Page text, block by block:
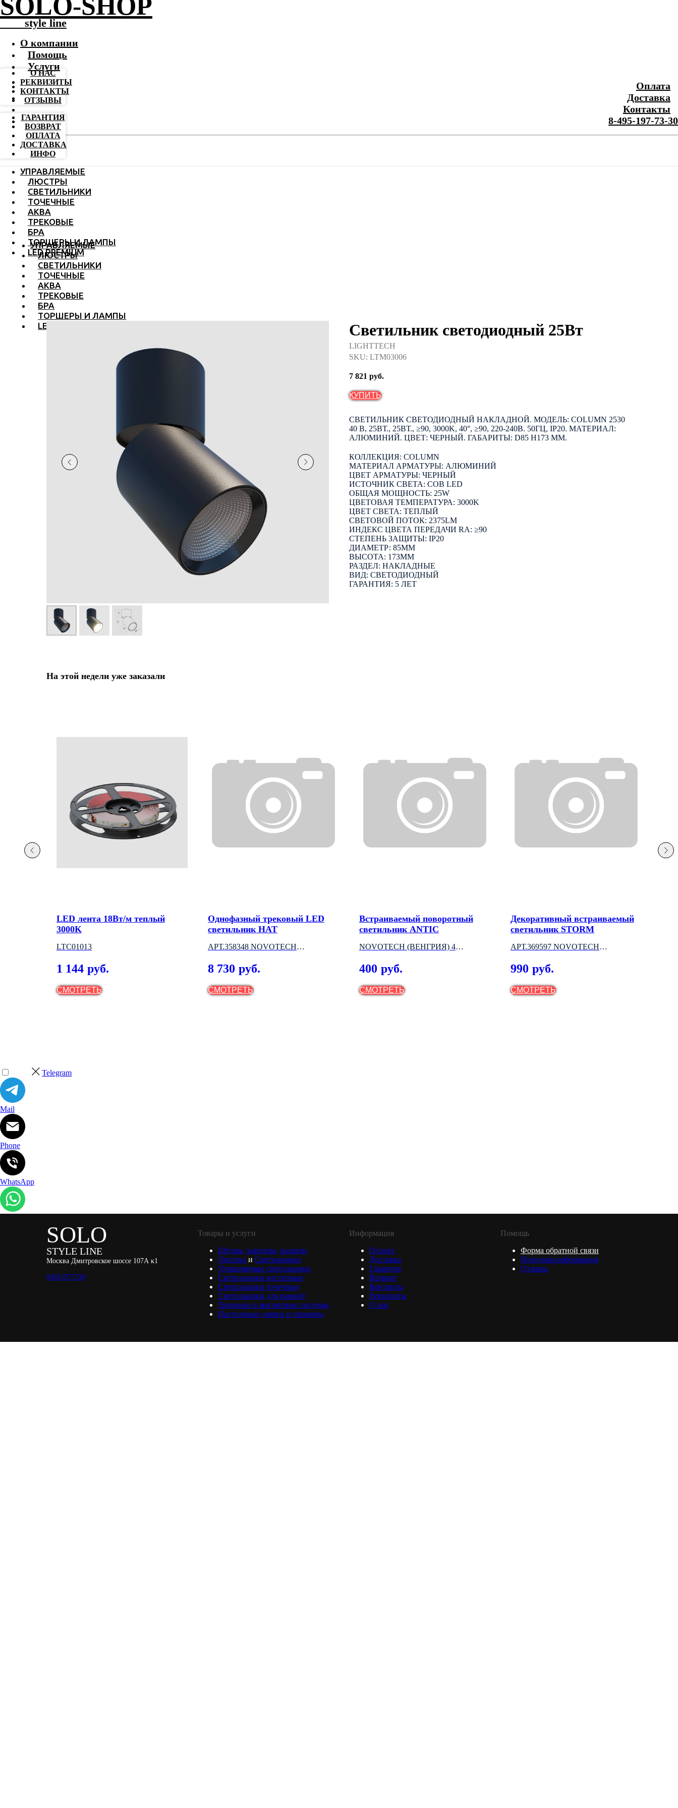
SOLO-SHOP
-------style line
О компании
Помощь
Услуги
Оплата
Доставка
Контакты
8-495-197-73-30
О НАС
РЕКВИЗИТЫ
КОНТАКТЫ
ОТЗЫВЫ
ГАРАНТИЯ
ВОЗВРАТ
ОПЛАТА
ДОСТАВКА
ИНФО
УПРАВЛЯЕМЫЕ
ЛЮСТРЫ
СВЕТИЛЬНИКИ
ТОЧЕЧНЫЕ
АКВА
ТРЕКОВЫЕ
БРА
ТОРШЕРЫ И ЛАМПЫ
LED PREMIUM
УПРАВЛЯЕМЫЕ
ЛЮСТРЫ
СВЕТИЛЬНИКИ
ТОЧЕЧНЫЕ
АКВА
ТРЕКОВЫЕ
БРА
ТОРШЕРЫ И ЛАМПЫ
LED PREMIUM
Светильник светодиодный 25Вт
LIGHTTECH
SKU: LTM03006
7 821 руб.
КУПИТЬ
СВЕТИЛЬНИК СВЕТОДИОДНЫЙ НАКЛАДНОЙ. МОДЕЛЬ: COLUMN 2530
40 B, 25ВТ., 25ВТ., ≥90, 3000K, 40°, ≥90, 220-240В. 50ГЦ, IP20. МАТЕРИАЛ:
АЛЮМИНИЙ. ЦВЕТ: ЧЕРНЫЙ. ГАБАРИТЫ: D85 H173 ММ.
КОЛЛЕКЦИЯ: COLUMN
МАТЕРИАЛ АРМАТУРЫ: АЛЮМИНИЙ
ЦВЕТ АРМАТУРЫ: ЧЕРНЫЙ
ИСТОЧНИК СВЕТА: COB LED
ОБЩАЯ МОЩНОСТЬ: 25W
ЦВЕТОВАЯ ТЕМПЕРАТУРА: 3000K
ЦВЕТ СВЕТА: ТЕПЛЫЙ
СВЕТОВОЙ ПОТОК: 2375LM
ИНДЕКС ЦВЕТА ПЕРЕДАЧИ RA: ≥90
СТЕПЕНЬ ЗАЩИТЫ: IP20
ДИАМЕТР: 85ММ
ВЫСОТА: 173ММ
РАЗДЕЛ: НАКЛАДНЫЕ
ВИД: СВЕТОДИОДНЫЙ
ГАРАНТИЯ: 5 ЛЕТ
На этой недели уже заказали
LED лента 18Вт/м теплый
3000K
LTC01013
1 144 руб.
СМОТРЕТЬ
Однофазный трековый LED
светильник HAT
АРТ.358348 NOVOTECH
(ВЕНГРИЯ)
8 730 руб.
СМОТРЕТЬ
Встраиваемый поворотный
светильник ANTIC
NOVOTECH (ВЕНГРИЯ) 4
МОДЕЛИ
400 руб.
СМОТРЕТЬ
Декоративный встраиваемый
светильник STORM
АРТ.369597 NOVOTECH
(ВЕНГРИЯ)
990 руб.
СМОТРЕТЬ
Telegram
Mail
Phone
WhatsApp
SOLO
STYLE LINE
Москва Дмитровское шоссе 107А к1
84951977330
Товары и услуги
Шторы, карнизы, жалюзи
Люстры и Светильники
Управляемые светильники
Светильники настенные
Светильники точечные
Светильники для ванной
Трековые и магнитные системы
Настольные лампы и торшеры
Информация
Оплата
Доставка
Гарантия
Возврат
Контакты
Реквизиты
О нас
Помощь
Форма обратной связи
Полезная информация
Отзывы